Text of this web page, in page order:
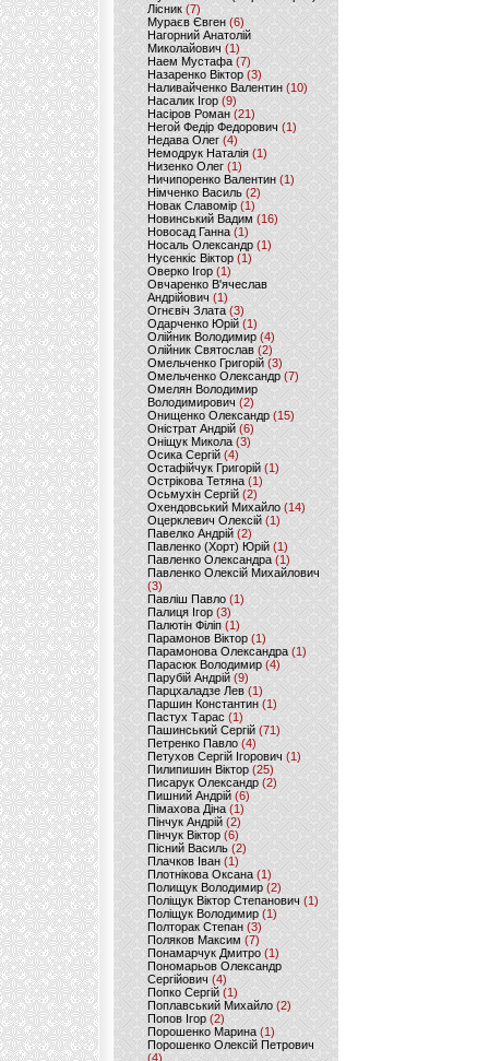
Лісник (7)
Мураєв Євген(6)
Нагорний Анатолій
Миколайович (1)
Наем Мустафа (7)
Назаренко Віктор (3)
Наливайченко Валентин (10)
Насалик Ігор(9)
Насіров Роман (21)
Негой Федір Федорович(1)
Недава Олег(4)
Немодрук Наталія(1)
Низенко Олег (1)
Ничипоренко Валентин (1)
Німченко Василь (2)
Новак Славомір (1)
Новинський Вадим (16)
Новосад Ганна (1)
Носаль Олександр (1)
Нусенкіс Віктор (1)
Оверко Ігор (1)
Овчаренко В'ячеслав
Андрійович(1)
Огнєвіч Злата (3)
Одарченко Юрій(1)
Олійник Володимир (4)
Олійник Святослав (2)
Омельченко Григорій (3)
Омельченко Олександр(7)
Омелян Володимир
Володимирович (2)
Онищенко Олександр (15)
Оністрат Андрій (6)
Оніщук Микола (3)
Осика Сергій(4)
Остафійчук Григорій(1)
Острікова Тетяна (1)
Осьмухін Сергій (2)
Охендовський Михайло (14)
Оцерклевич Олексій (1)
Павелко Андрій (2)
Павленко (Хорт) Юрій (1)
Павленко Олександра (1)
Павленко Олексій Михайлович
(3)
Павліш Павло(1)
Палиця Ігор (3)
Палютін Філіп(1)
Парамонов Віктор (1)
Парамонова Олександра(1)
Парасюк Володимир(4)
Парубій Андрій (9)
Парцхаладзе Лев (1)
Паршин Константин(1)
Пастух Тарас (1)
Пашинський Сергій (71)
Петренко Павло (4)
Петухов Сергій Ігорович (1)
Пилипишин Віктор(25)
Писарук Олександр(2)
Пишний Андрій (6)
Пімахова Діна(1)
Пінчук Андрій(2)
Пінчук Віктор (6)
Пісний Василь (2)
Плачков Іван(1)
Плотнікова Оксана (1)
Полищук Володимир(2)
Поліщук Віктор Степанович(1)
Поліщук Володимир (1)
Полторак Степан(3)
Поляков Максим (7)
Понамарчук Дмитро (1)
Пономарьов Олександр
Сергійович(4)
Попко Сергій (1)
Поплавський Михайло (2)
Попов Ігор(2)
Порошенко Марина (1)
Порошенко Олексій Петрович
(4)